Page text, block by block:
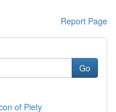
Report Page
Go
of Piety